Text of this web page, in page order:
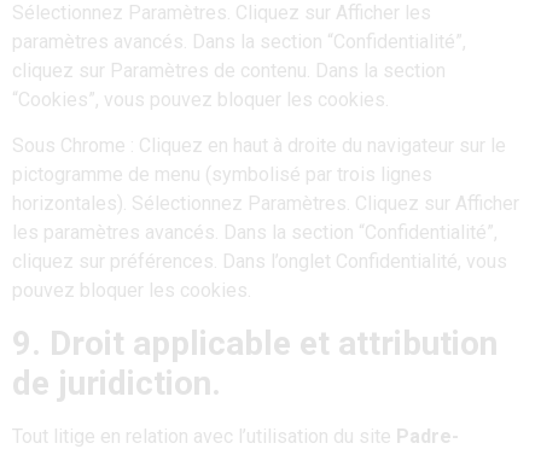
Sélectionnez Paramètres. Cliquez sur Afficher les
paramètres avancés. Dans la section “Confidentialité”,
cliquez sur Paramètres de contenu. Dans la section
“Cookies”, vous pouvez bloquer les cookies.
Sous Chrome : Cliquez en haut à droite du navigateur sur le
pictogramme de menu (symbolisé par trois lignes
horizontales). Sélectionnez Paramètres. Cliquez sur Afficher
les paramètres avancés. Dans la section “Confidentialité”,
cliquez sur préférences. Dans l’onglet Confidentialité, vous
pouvez bloquer les cookies.
9. Droit applicable et attribution
de juridiction.
Tout litige en relation avec l’utilisation du site Padre-